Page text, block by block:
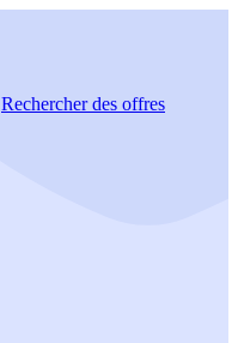
Rechercherdes offres